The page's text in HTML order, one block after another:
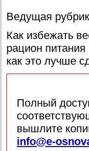
Ведущая
Как избежать
рацион
как это лучше
Полный
вышлите
info@e-